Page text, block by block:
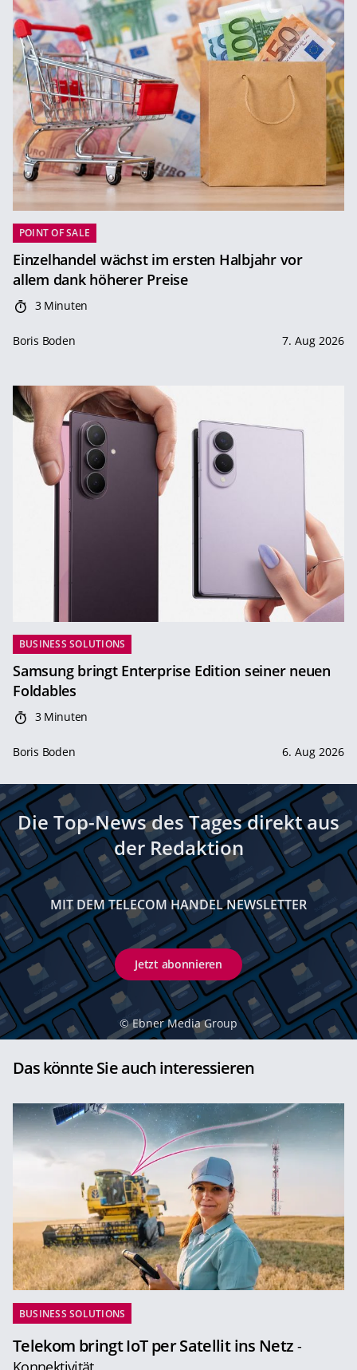
POINT OF SALE
Einzelhandel wächst im ersten Halbjahr vor
allem dank höherer Preise
3 Minuten
Boris Boden 7. Aug 2026
BUSINESS SOLUTIONS
Samsung bringt Enterprise Edition seiner neuen
Foldables
3 Minuten
Boris Boden 6. Aug 2026
Die Top-News des Tages direkt aus
der Redaktion
MIT DEM TELECOM HANDEL NEWSLETTER
Jetzt abonnieren
© Ebner Media Group
Das könnte Sie auch interessieren
BUSINESS SOLUTIONS
Telekom bringt IoT per Satellit ins Netz -